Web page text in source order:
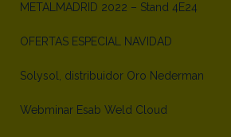
METALMADRID 2022 – Stand 4E24
OFERTAS ESPECIAL NAVIDAD
Solysol, distribuidor Oro Nederman
Webminar Esab Weld Cloud